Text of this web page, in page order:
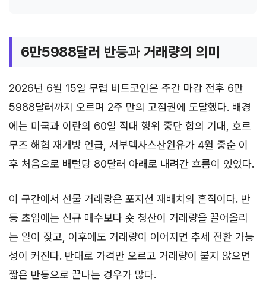
6만5988달러 반등과 거래량의 의미
2026년 6월 15일 무렵 비트코인은 주간 마감 전후 6만
5988달러까지 오르며 2주 만의 고점권에 도달했다. 배경
에는 미국과 이란의 60일 적대 행위 중단 합의 기대, 호르
무즈 해협 재개방 언급, 서부텍사스산원유가 4월 중순 이
후 처음으로 배럴당 80달러 아래로 내려간 흐름이 있었다.
이 구간에서 선물 거래량은 포지션 재배치의 흔적이다. 반
등 초입에는 신규 매수보다 숏 청산이 거래량을 끌어올리
는 일이 잦고, 이후에도 거래량이 이어지면 추세 전환 가능
성이 커진다. 반대로 가격만 오르고 거래량이 붙지 않으면
짧은 반등으로 끝나는 경우가 많다.